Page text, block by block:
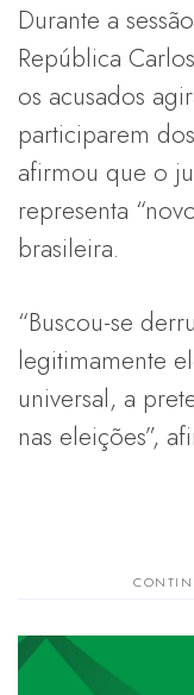
Durante a
República
os acusados
participarem
afirmou que o
representa
brasileira.
“Buscou-se
legitimamente
universal, a
nas eleições”,